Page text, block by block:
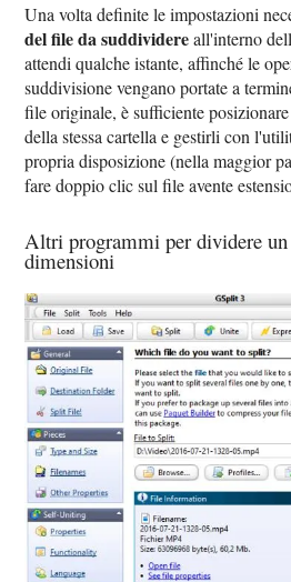
Una volta definite le impostazioni
del file da suddividereall'interno
attendi qualche istante, affinché le
suddivisione vengano portate a
file originale, è sufficiente
della stessa cartella e gestirli con
propria disposizione (nella maggior
fare doppio clic sul file avente
Altri programmi per dividere
dimensioni